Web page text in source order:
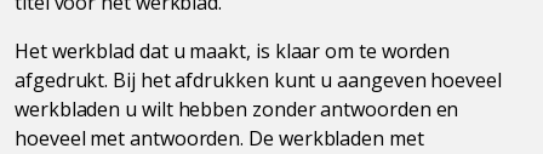
Het werkblad dat u maakt, is klaar om te worden
afgedrukt. Bij het afdrukken kunt u aangeven hoeveel
werkbladen u wilt hebben zonder antwoorden en
hoeveel met antwoorden. De werkbladen met